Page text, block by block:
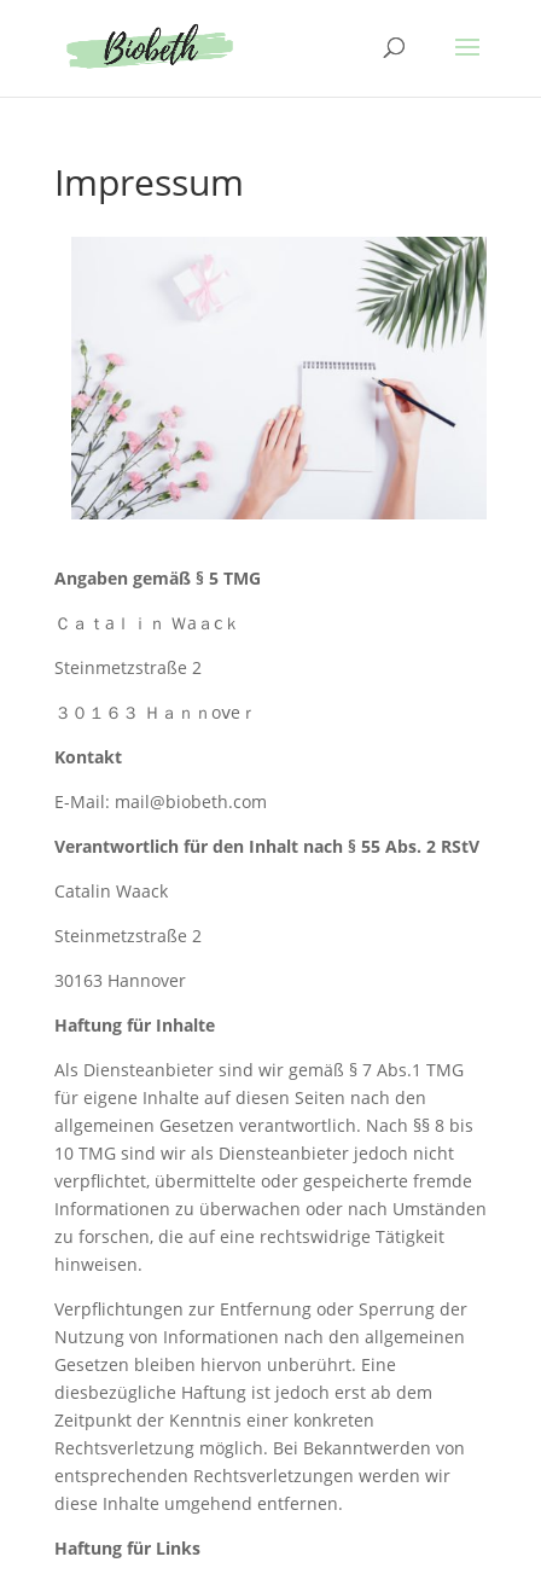
Impressum
Angaben gemäß § 5 TMG
Ｃａｔаｌｉｎ Ｗаａⅽｋ
Steinmetzstraße 2
３０１６３ Ｈａｎｎоⅴеｒ
Kontakt
E-Mail: mail@biobeth.com
Verantwortlich für den Inhalt nach § 55 Abs. 2 RStV
Catalin Waack
Steinmetzstraße 2
30163 Hannover
Haftung für Inhalte
Als Diensteanbieter sind wir gemäß § 7 Abs.1 TMG
für eigene Inhalte auf diesen Seiten nach den
allgemeinen Gesetzen verantwortlich. Nach §§ 8 bis
10 TMG sind wir als Diensteanbieter jedoch nicht
verpflichtet, übermittelte oder gespeicherte fremde
Informationen zu überwachen oder nach Umständen
zu forschen, die auf eine rechtswidrige Tätigkeit
hinweisen.
Verpflichtungen zur Entfernung oder Sperrung der
Nutzung von Informationen nach den allgemeinen
Gesetzen bleiben hiervon unberührt. Eine
diesbezügliche Haftung ist jedoch erst ab dem
Zeitpunkt der Kenntnis einer konkreten
Rechtsverletzung möglich. Bei Bekanntwerden von
entsprechenden Rechtsverletzungen werden wir
diese Inhalte umgehend entfernen.
Haftung für Links